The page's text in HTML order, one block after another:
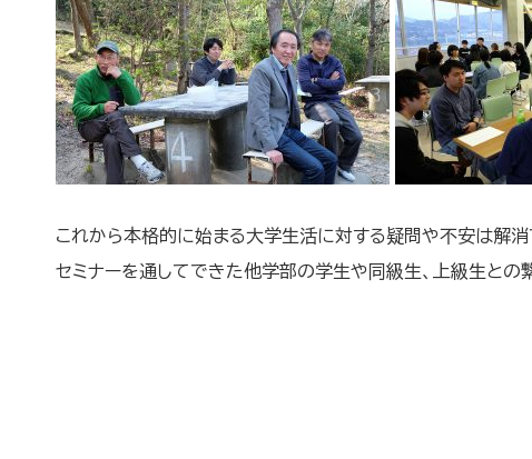
これから本格的に始まる大学生活に対する疑問や不安は解消
セミナーを通してできた他学部の学生や同級生、上級生との